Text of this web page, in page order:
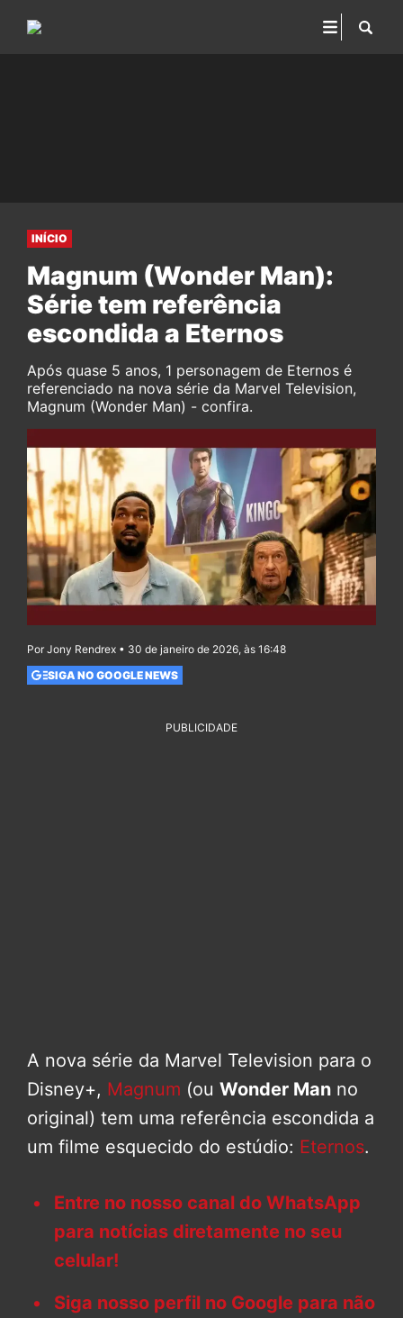
INÍCIO
Magnum (Wonder Man):
Série tem referência
escondida a Eternos
Após quase 5 anos, 1 personagem de Eternos é
referenciado na nova série da Marvel Television,
Magnum (Wonder Man) - confira.
Por Jony Rendrex • 30 de janeiro de 2026, às 16:48
SIGA NO GOOGLE NEWS
PUBLICIDADE
A nova série da Marvel Television para o
Disney+, Magnum (ou Wonder Man no
original) tem uma referência escondida a
um filme esquecido do estúdio: Eternos.
Entre no nosso canal do WhatsApp
para notícias diretamente no seu
celular!
Siga nosso perfil no Google para não